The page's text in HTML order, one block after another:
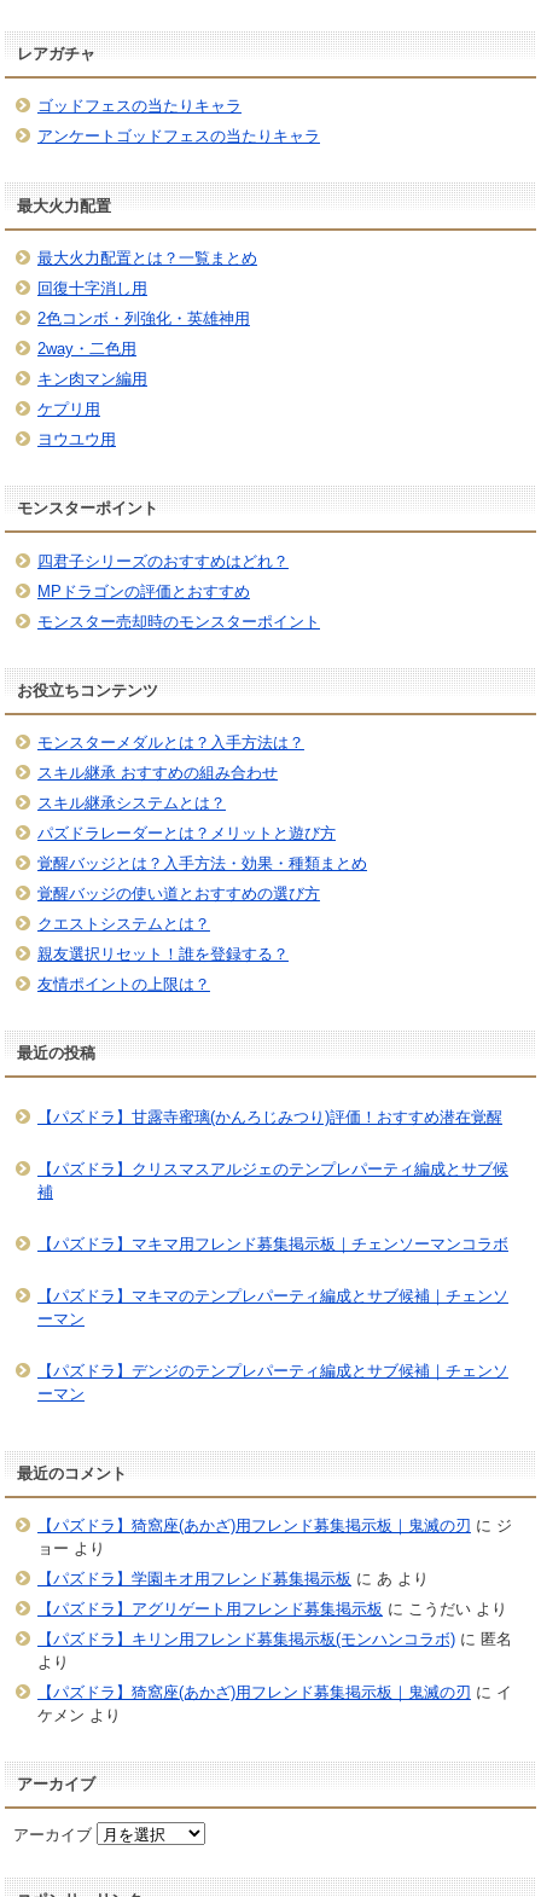
レアガチャ
ゴッドフェスの当たりキャラ
アンケートゴッドフェスの当たりキャラ
最大火力配置
最大火力配置とは？一覧まとめ
回復十字消し用
2色コンボ・列強化・英雄神用
2way・二色用
キン肉マン編用
ケプリ用
ヨウユウ用
モンスターポイント
四君子シリーズのおすすめはどれ？
MPドラゴンの評価とおすすめ
モンスター売却時のモンスターポイント
お役立ちコンテンツ
モンスターメダルとは？入手方法は？
スキル継承 おすすめの組み合わせ
スキル継承システムとは？
パズドラレーダーとは？メリットと遊び方
覚醒バッジとは？入手方法・効果・種類まとめ
覚醒バッジの使い道とおすすめの選び方
クエストシステムとは？
親友選択リセット！誰を登録する？
友情ポイントの上限は？
最近の投稿
【パズドラ】甘露寺蜜璃(かんろじみつり)評価！おすすめ潜在覚醒
【パズドラ】クリスマスアルジェのテンプレパーティ編成とサブ候
補
【パズドラ】マキマ用フレンド募集掲示板｜チェンソーマンコラボ
【パズドラ】マキマのテンプレパーティ編成とサブ候補｜チェンソ
ーマン
【パズドラ】デンジのテンプレパーティ編成とサブ候補｜チェンソ
ーマン
最近のコメント
【パズドラ】猗窩座(あかざ)用フレンド募集掲示板｜鬼滅の刃 に ジ
ョー より
【パズドラ】学園キオ用フレンド募集掲示板 に あ より
【パズドラ】アグリゲート用フレンド募集掲示板 に こうだいより
【パズドラ】キリン用フレンド募集掲示板(モンハンコラボ)に 匿名
より
【パズドラ】猗窩座(あかざ)用フレンド募集掲示板｜鬼滅の刃 に イ
ケメン より
アーカイブ
アーカイブ